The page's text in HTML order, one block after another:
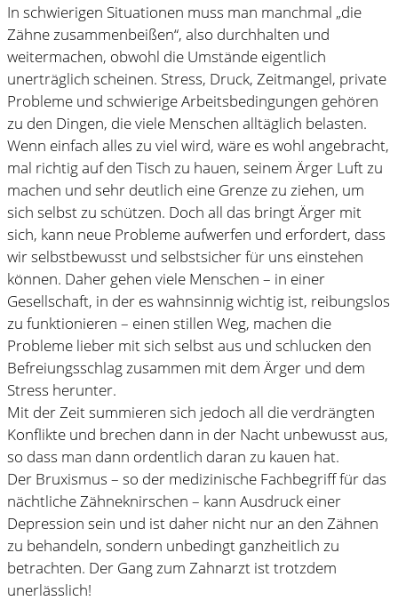
In schwierigen Situationen muss man manchmal „die
Zähne zusammenbeißen“, also durchhalten und
weitermachen, obwohl die Umstände eigentlich
unerträglich scheinen. Stress, Druck, Zeitmangel, private
Probleme und schwierige Arbeitsbedingungen gehören
zu den Dingen, die viele Menschen alltäglich belasten.
Wenn einfach alles zu viel wird, wäre es wohl angebracht,
mal richtig auf den Tisch zu hauen, seinem Ärger Luft zu
machen und sehr deutlich eine Grenze zu ziehen, um
sich selbst zu schützen. Doch all das bringt Ärger mit
sich, kann neue Probleme aufwerfen und erfordert, dass
wir selbstbewusst und selbstsicher für uns einstehen
können. Daher gehen viele Menschen – in einer
Gesellschaft, in der es wahnsinnig wichtig ist, reibungslos
zu funktionieren – einen stillen Weg, machen die
Probleme lieber mit sich selbst aus und schlucken den
Befreiungsschlag zusammen mit dem Ärger und dem
Stress herunter.
Mit der Zeit summieren sich jedoch all die verdrängten
Konflikte und brechen dann in der Nacht unbewusst aus,
so dass man dann ordentlich daran zu kauen hat.
Der Bruxismus – so der medizinische Fachbegriff für das
nächtliche Zähneknirschen – kann Ausdruck einer
Depression sein und ist daher nicht nur an den Zähnen
zu behandeln, sondern unbedingt ganzheitlich zu
betrachten. Der Gang zum Zahnarzt ist trotzdem
unerlässlich!